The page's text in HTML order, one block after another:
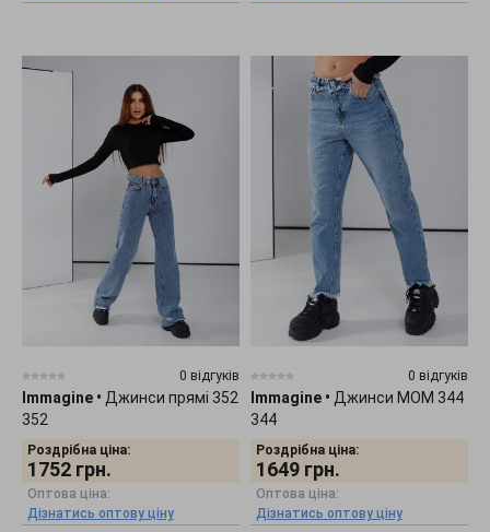
0 відгуків
Immagine • Джинси прямі 352
352
Роздрібна ціна:
1752 грн.
Оптова ціна:
Дізнатись оптову ціну
0 відгуків
Immagine • Джинси МОМ 344
344
Роздрібна ціна:
1649 грн.
Оптова ціна:
Дізнатись оптову ціну